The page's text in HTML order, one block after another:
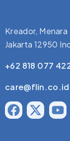
Kreador,
Jakarta 12950
+62 818 077
care@flin.co.id